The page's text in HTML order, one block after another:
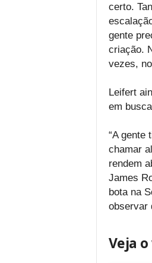
certo.
gente
criação.
vezes,
Leifert
em
“A gente
chamar
rendem
James
bota na
observar
Veja